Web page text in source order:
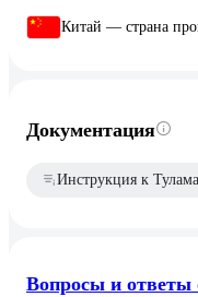
Китай — страна
Документация
Инструкция к
Вопросы и